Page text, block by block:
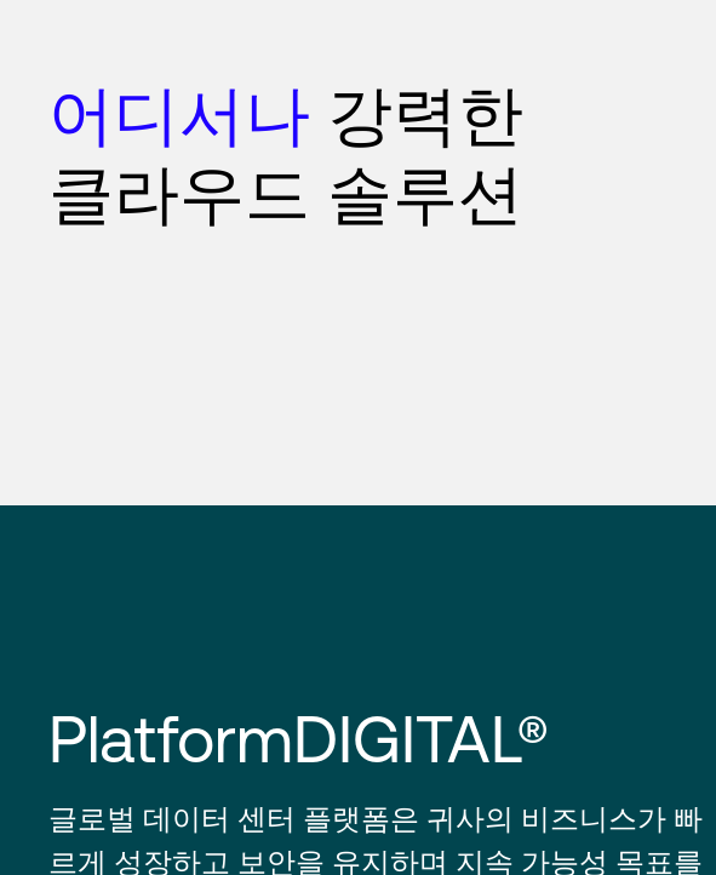
어디서나 강력한
클라우드 솔루션
PlatformDIGITAL®
글로벌 데이터 센터 플랫폼은 귀사의 비즈니스가 빠
르게 성장하고 보안을 유지하며 지속 가능성 목표를